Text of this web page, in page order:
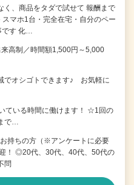
、商品をタダで試せて 報酬まで
スマホ1台・完全在宅・自分のペー
です 化…
高制／時間額1,500円～5,000
でオシゴトできます♪ お気軽に
ている時間に働けます！ ☆1回の
で…
持ちの方（※アンケートに必要
！ ◎20代、30代、40代、50代の
問